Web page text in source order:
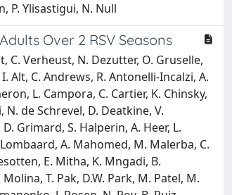
P. Ylisastigui, N. Null
Over 2 RSV Seasons
C. Verheust, N. Dezutter, O. Gruselle,
Alt, C. Andrews, R. Antonelli-Incalzi, A.
L. Campora, C. Cartier, K. Chinsky,
de Schrevel, D. Deatkine, V.
Grimard, S. Halperin, A. Heer, L.
Lombaard, A. Mahomed, M. Malerba, C.
E. Mitha, K. Mngadi, B.
T. Pak, D.W. Park, M. Patel, M.